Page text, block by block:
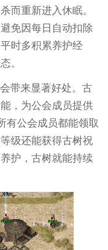
而重新进入休眠。
免因每日自动扣除
时多积累养护经
。
带来显著好处。古
，为公会成员提供
有公会成员都能领取
级还能获得古树祝
护，古树就能持续